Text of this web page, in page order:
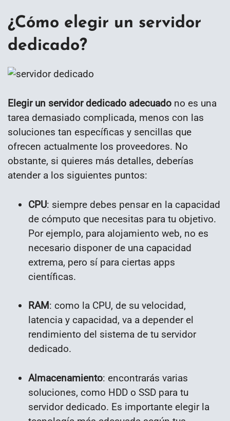
¿Cómo elegir un servidor
dedicado?
Elegir un servidor dedicado adecuado no es una
tarea demasiado complicada, menos con las
soluciones tan específicas y sencillas que
ofrecen actualmente los proveedores. No
obstante, si quieres más detalles, deberías
atender a los siguientes puntos:
CPU: siempre debes pensar en la capacidad
de cómputo que necesitas para tu objetivo.
Por ejemplo, para alojamiento web, no es
necesario disponer de una capacidad
extrema, pero sí para ciertas apps
científicas.
RAM: como la CPU, de su velocidad,
latencia y capacidad, va a depender el
rendimiento del sistema de tu servidor
dedicado.
Almacenamiento: encontrarás varias
soluciones, como HDD o SSD para tu
servidor dedicado. Es importante elegir la